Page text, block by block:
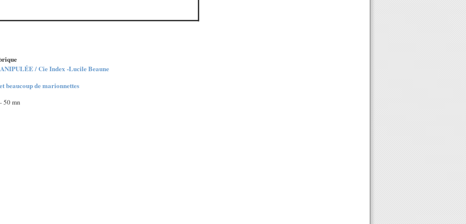
/ Cie Index -Lucile Beaune
beaucoup de marionnettes
50 mn